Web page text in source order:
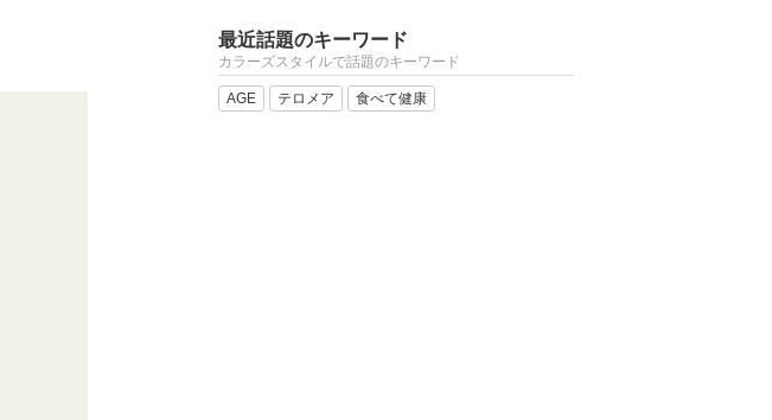
最近話題のキーワード
カラーズスタイルで話題のキーワード
AGE テロメア 食べて健康